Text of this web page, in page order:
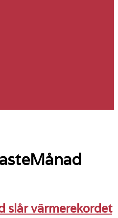
slår värmerekordet